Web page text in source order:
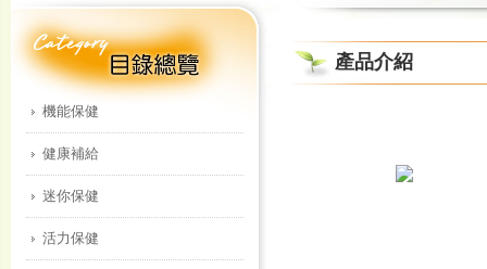
機能保健
健康補給
迷你保健
活力保健
產品介紹